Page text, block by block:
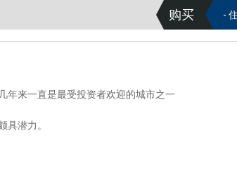
购买 -
年来一直是最受投资者欢迎的城市之一
具潜力。